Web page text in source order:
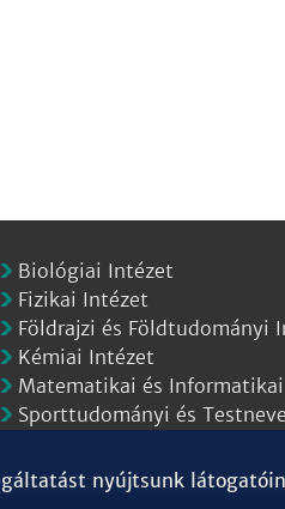
Biológiai Intézet
Fizikai Intézet
Földrajzi és Földtudományi
Kémiai Intézet
Matematikai és
Sporttudományi és
nyújtsunk